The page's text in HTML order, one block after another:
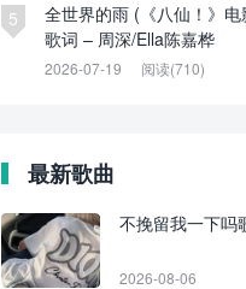
5
全世界的雨 (《八仙！》电
歌词 – 周深/Ella陈嘉桦
2026-07-19 阅读(710)
最新歌曲
不挽留我一下吗
2026-08-06